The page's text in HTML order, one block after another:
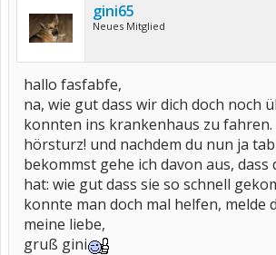
gini65
Neues Mitglied
hallo fasfabfe,
na, wie gut dass wir dich doch noch
konnten ins krankenhaus zu fahren.
hörsturz! und nachdem du nun ja
bekommst gehe ich davon aus,
hat: wie gut dass sie so schnell
konnte man doch mal helfen, melde
meine liebe,
gruß gini